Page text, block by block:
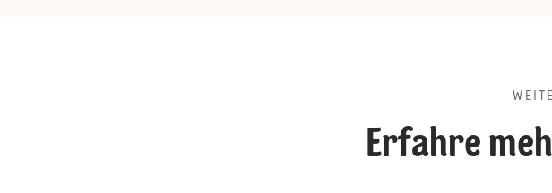
Erfahre